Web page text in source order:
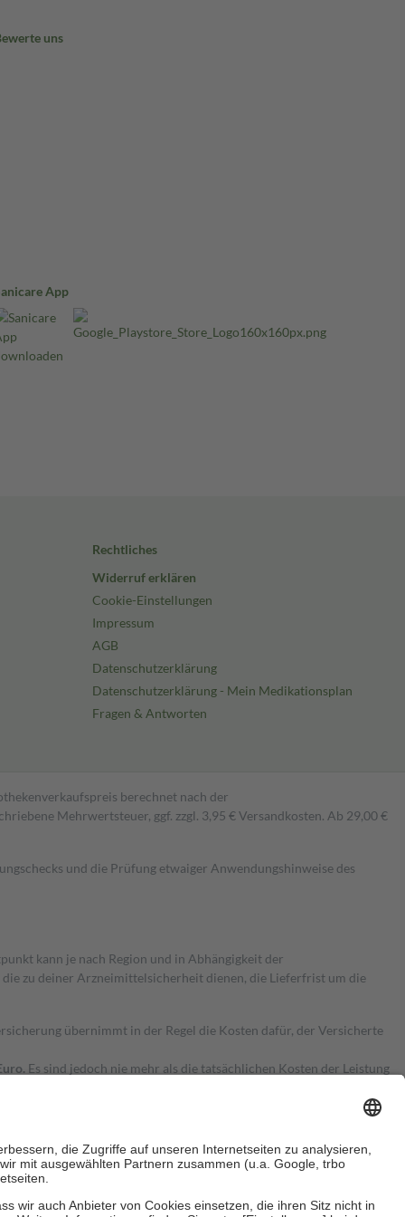
uns
App
Rechtliches
Widerruf erklären
Cookie-Einstellungen
Impressum
AGB
Datenschutzerklärung
Datenschutzerklärung - Mein Medikationsplan
Fragen & Antworten
berechnet nach der
Mehrwertsteuer, ggf. zzgl. 3,95 € Versandkosten. Ab 29,00 €
und die Prüfung etwaiger Anwendungshinweise des
kann je nach Region und in Abhängigkeit der
zu deiner Arzneimittelsicherheit dienen, die Lieferfrist um die
übernimmt in der Regel die Kosten dafür, der Versicherte
Es sind jedoch nie mehr als die tatsächlichen Kosten der Leistung
Zuzahlungen an bei: